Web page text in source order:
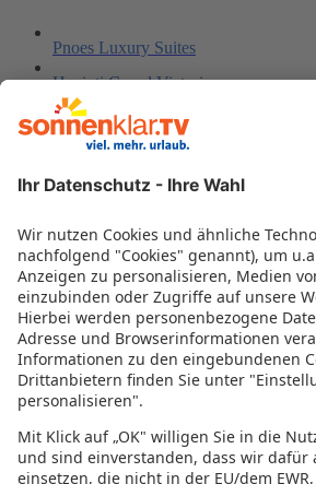
Pnoes Luxury Suites
Hanioti Grand Victoria
Porto Matina
Villa Cariatis
Danai Beach Resort & Villas
Alkyonis Hotel
Melissa Gold Coast Hotel
Elia Apartments
Esperanza Villas
Villa D' Oro Luxury Villas and Suites
Acrotel Athena Residence